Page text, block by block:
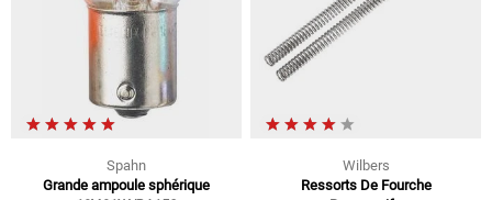
Spahn
Grande ampoule sphérique
Wilbers
Ressorts De Fourche